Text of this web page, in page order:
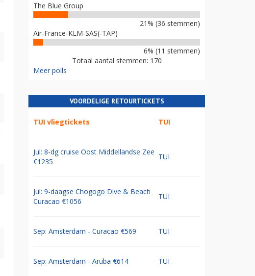
The Blue Group
21% (36 stemmen)
Air-France-KLM-SAS(-TAP)
6% (11 stemmen)
Totaal aantal stemmen: 170
Meer polls
VOORDELIGE RETOURTICKETS
TUI vliegtickets TUI
Jul: 8-dg cruise Oost Middellandse Zee
€1235
TUI
Jul: 9-daagse Chogogo Dive & Beach
Curacao €1056
TUI
Sep: Amsterdam - Curacao €569 TUI
Sep: Amsterdam - Aruba €614 TUI